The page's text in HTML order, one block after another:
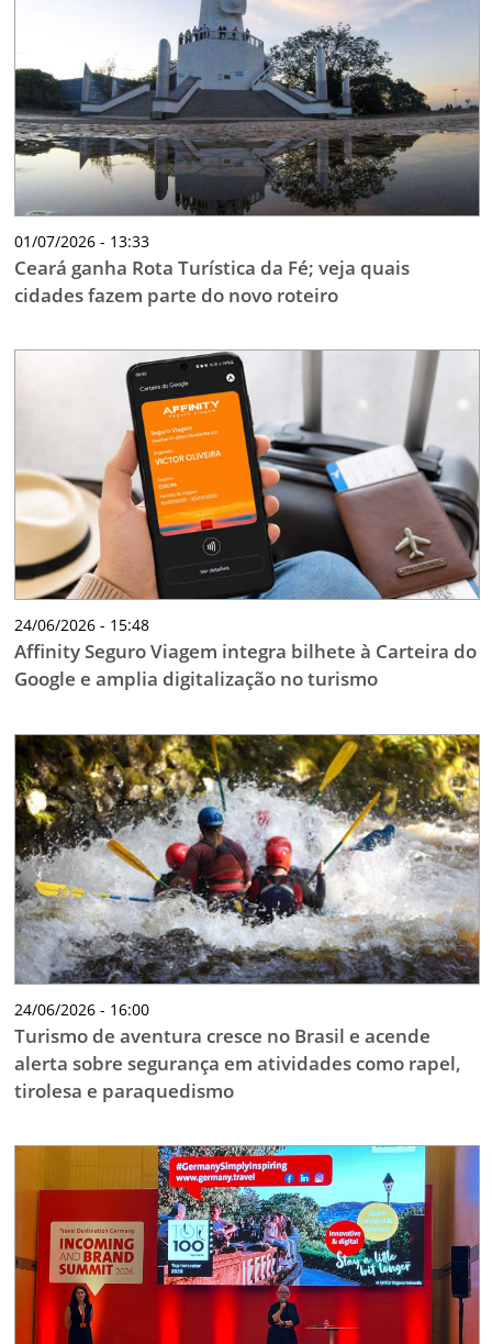
01/07/2026 - 13:33
Ceará ganha Rota Turística da Fé; veja quais
cidades fazem parte do novo roteiro
24/06/2026 - 15:48
Affinity Seguro Viagem integra bilhete à Carteira do
Google e amplia digitalização no turismo
24/06/2026 - 16:00
Turismo de aventura cresce no Brasil e acende
alerta sobre segurança em atividades como rapel,
tirolesa e paraquedismo